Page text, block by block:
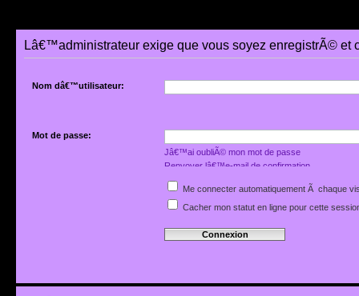
Lâ€™administrateur exige que vous soyez enregistrÃ©
Nom dâ€™utilisateur:
Mot de passe:
Jâ€™ai oubliÃ© mon mot de passe
Renvoyer lâ€™e-mail de confirmation
Me connecter automatiquement Ã chaque
Cacher mon statut en ligne pour cette